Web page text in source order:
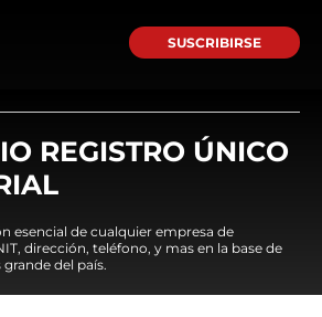
SUSCRIBIRSE
REGISTRO ÚNICO
esencial de cualquier empresa de
dirección, teléfono, y mas en la base de
del país.